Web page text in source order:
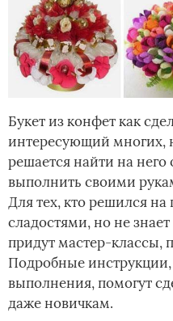
Букет из конфет как
интересующий многих,
решается найти на него
выполнить своими
Для тех, кто решился
сладостями, но не
придут мастер-классы,
Подробные
выполнения, помогут
даже новичкам.